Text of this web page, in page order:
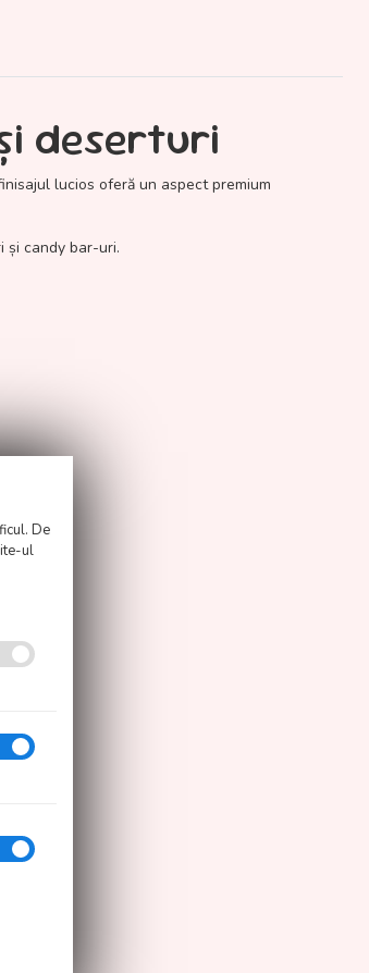
deserturi
lucios oferă un aspect premium
și candy bar-uri.
De
ul